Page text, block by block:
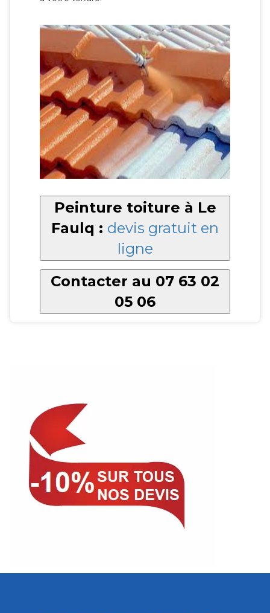
Peinture toiture à Le
Faulq : devis gratuit en
ligne
Contacter au 07 63 02
05 06